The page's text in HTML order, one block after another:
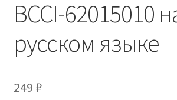
BCCI-62015010
русском языке
249 ₽